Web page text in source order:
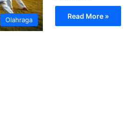
Olahraga Read More »